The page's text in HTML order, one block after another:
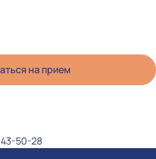
50-28